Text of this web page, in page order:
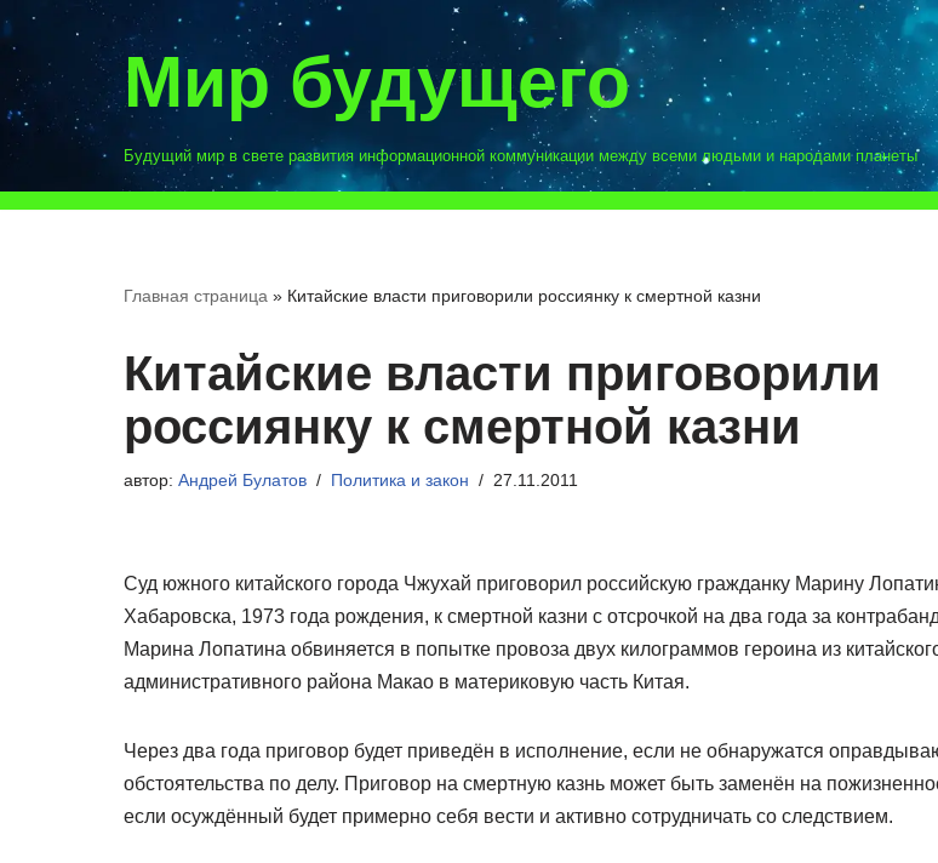
Перейти
к
содержимому
Мир будущего
Будущий мир в свете развития информационной коммуникации между всеми людьми и народами планеты
Главная страница » Китайские власти приговорили россиянку к смертной казни
Китайские власти приговорили
россиянку к смертной казни
автор: Андрей Булатов Политика и закон 27.11.2011
Суд южного китайского города Чжухай приговорил российскую гражданку Марину
Хабаровска, 1973 года рождения, к смертной казни с отсрочкой на два года за
Марина Лопатина обвиняется в попытке провоза двух килограммов героина из
административного района Макао в материковую часть Китая.
Через два года приговор будет приведён в исполнение, если не обнаружатся
обстоятельства по делу. Приговор на смертную казнь может быть заменён на
если осуждённый будет примерно себя вести и активно сотрудничать со следствием.